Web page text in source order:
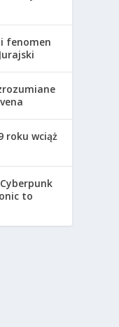
fenomen
roku wciąż
to